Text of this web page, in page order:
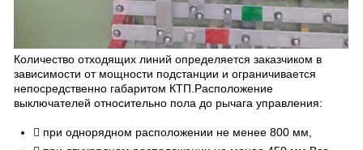
Количество отходящих линий определяется заказчиком в
зависимости от мощности подстанции и ограничивается
непосредственно габаритом КТП.Расположение
выключателей относительно пола до рычага управления:
 при однорядном расположении не менее 800 мм,